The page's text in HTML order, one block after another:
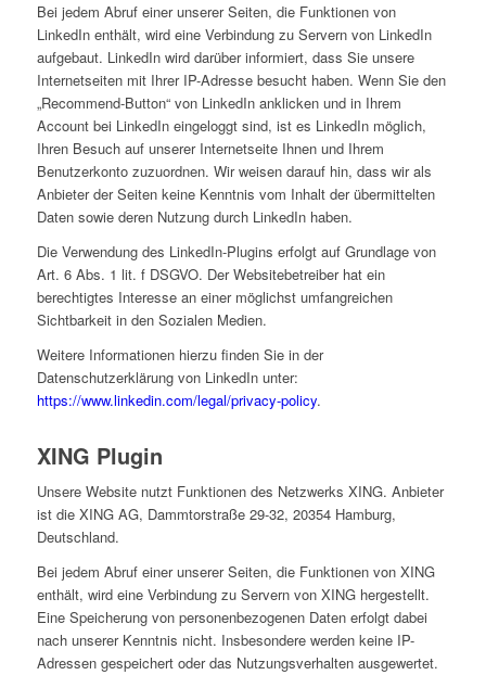
Bei jedem Abruf einer unserer Seiten, die Funktionen von
LinkedIn enthält, wird eine Verbindung zu Servern von LinkedIn
aufgebaut. LinkedIn wird darüber informiert, dass Sie unsere
Internetseiten mit Ihrer IP-Adresse besucht haben. Wenn Sie den
„Recommend-Button“ von LinkedIn anklicken und in Ihrem
Account bei LinkedIn eingeloggt sind, ist es LinkedIn möglich,
Ihren Besuch auf unserer Internetseite Ihnen und Ihrem
Benutzerkonto zuzuordnen. Wir weisen darauf hin, dass wir als
Anbieter der Seiten keine Kenntnis vom Inhalt der übermittelten
Daten sowie deren Nutzung durch LinkedIn haben.
Die Verwendung des LinkedIn-Plugins erfolgt auf Grundlage von
Art. 6 Abs. 1 lit. f DSGVO. Der Websitebetreiber hat ein
berechtigtes Interesse an einer möglichst umfangreichen
Sichtbarkeit in den Sozialen Medien.
Weitere Informationen hierzu finden Sie in der
Datenschutzerklärung von LinkedIn unter:
https://www.linkedin.com/legal/privacy-policy.
XING Plugin
Unsere Website nutzt Funktionen des Netzwerks XING. Anbieter
ist die XING AG, Dammtorstraße 29-32, 20354 Hamburg,
Deutschland.
Bei jedem Abruf einer unserer Seiten, die Funktionen von XING
enthält, wird eine Verbindung zu Servern von XING hergestellt.
Eine Speicherung von personenbezogenen Daten erfolgt dabei
nach unserer Kenntnis nicht. Insbesondere werden keine IP-
Adressen gespeichert oder das Nutzungsverhalten ausgewertet.